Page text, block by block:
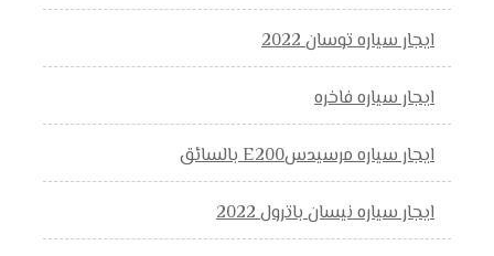
ايجار سياره توسان 2022
ايجار سياره فاخره
ايجار سياره مرسيدسE200 بالسائق
ايجار سياره نيسان باترول 2022